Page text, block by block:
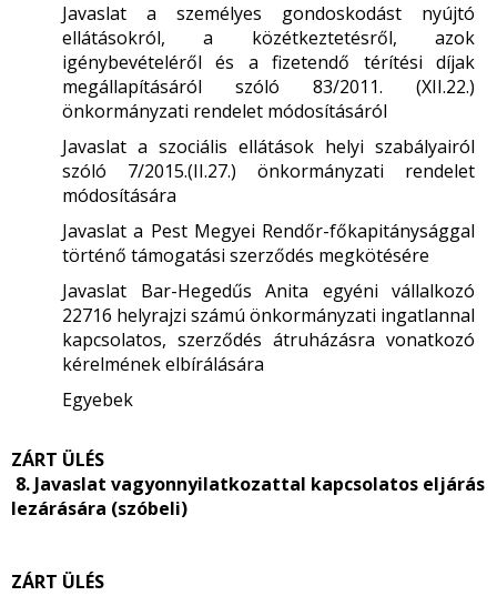
Javaslat a személyes gondoskodást nyújtó
ellátásokról, a közétkeztetésről, azok
igénybevételéről és a fizetendő térítési díjak
megállapításáról szóló 83/2011. (XII.22.)
önkormányzati rendelet módosításáról
Javaslat a szociális ellátások helyi szabályairól
szóló 7/2015.(II.27.) önkormányzati rendelet
módosítására
Javaslat a Pest Megyei Rendőr-főkapitánysággal
történő támogatási szerződés megkötésére
Javaslat Bar-Hegedűs Anita egyéni vállalkozó
22716 helyrajzi számú önkormányzati ingatlannal
kapcsolatos, szerződés átruházásra vonatkozó
kérelmének elbírálására
Egyebek
ZÁRT ÜLÉS
8. Javaslat vagyonnyilatkozattal kapcsolatos eljárás
lezárására (szóbeli)
ZÁRT ÜLÉS